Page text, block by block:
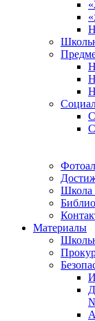
Школа
Материалы